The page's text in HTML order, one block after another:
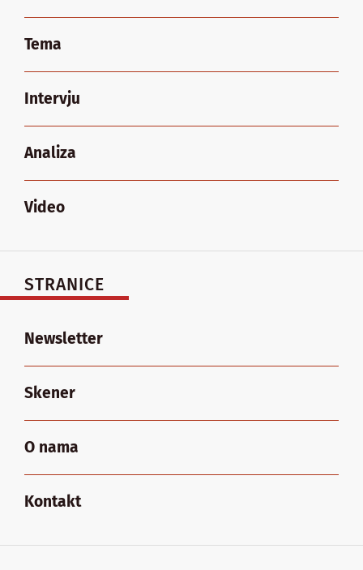
Tema
Intervju
Analiza
Video
STRANICE
Newsletter
Skener
O nama
Kontakt